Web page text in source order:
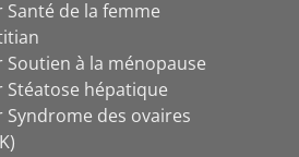
de la femme
à la ménopause
hépatique
des ovaires